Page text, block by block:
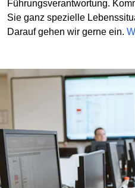
Führungsverantwortung.
Sie ganz spezielle
Darauf gehen wir gerne ein.